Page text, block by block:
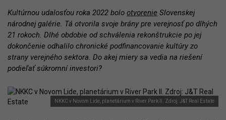
Kultúrnou udalosťou roka 2022 bolo otvorenie Slovenskej
národnej galérie. Tá otvorila svoje brány pre verejnosť po dlhých
21 rokoch. Dlhé obdobie od schválenia rekonštrukcie po jej
dokončenie odhalilo chronické podfinancovanie kultúry zo
strany verejného sektora. Do akej miery sa vedia na riešení
podieľať súkromní investori?
NKKC v Novom Lide, planetárium v River Park II. Zdroj: J&T Real Estate